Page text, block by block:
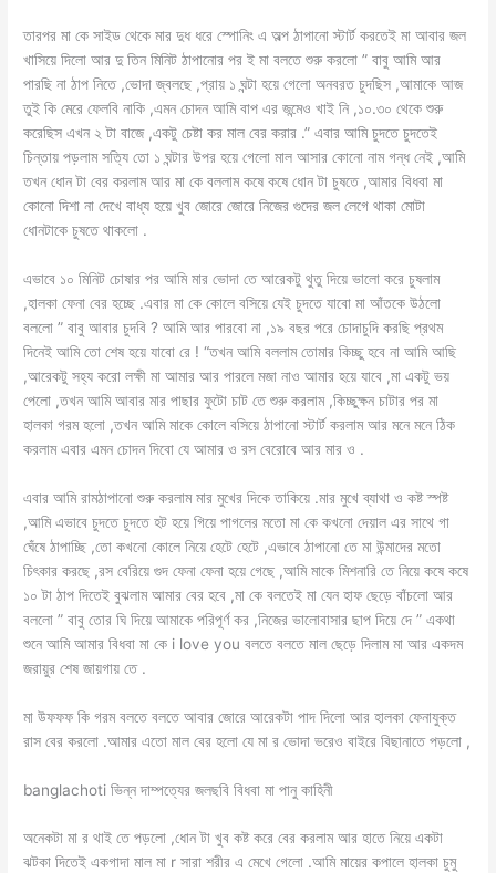
তারপর মা কে সাইড থেকে মার দুধ ধরে স্পোনিং এ অল্প ঠাপানো স্টার্ট করতেই মা আবার জল
খাসিয়ে দিলো আর দু তিন মিনিট ঠাপানোর পর ই মা বলতে শুরু করলো ” বাবু আমি আর
পারছি না ঠাপ নিতে ,ভোদা জ্বলছে ,প্রায় ১ ঘন্টা হয়ে গেলো অনবরত চুদছিস ,আমাকে আজ
তুই কি মেরে ফেলবি নাকি ,এমন চোদন আমি বাপ এর জন্মেও খাই নি ,১০.৩০ থেকে শুরু
করেছিস এখন ২ টা বাজে ,একটু চেষ্টা কর মাল বের করার .” এবার আমি চুদতে চুদতেই
চিন্তায় পড়লাম সত্যি তো ১ ঘন্টার উপর হয়ে গেলো মাল আসার কোনো নাম গন্ধ নেই ,আমি
তখন ধোন টা বের করলাম আর মা কে বললাম কষে কষে ধোন টা চুষতে ,আমার বিধবা মা
কোনো দিশা না দেখে বাধ্য হয়ে খুব জোরে জোরে নিজের গুদের জল লেগে থাকা মোটা
ধোনটাকে চুষতে থাকলো .
এভাবে ১০ মিনিট চোষার পর আমি মার ভোদা তে আরেকটু থুতু দিয়ে ভালো করে চুষলাম
,হালকা ফেনা বের হচ্ছে .এবার মা কে কোলে বসিয়ে যেই চুদতে যাবো মা আঁতকে উঠলো
বললো ” বাবু আবার চুদবি ? আমি আর পারবো না ,১৯ বছর পরে চোদাচুদি করছি প্রথম
দিনেই আমি তো শেষ হয়ে যাবো রে ! “তখন আমি বললাম তোমার কিচ্ছু হবে না আমি আছি
,আরেকটু সহ্য করো লক্ষী মা আমার আর পারলে মজা নাও আমার হয়ে যাবে ,মা একটু ভয়
পেলো ,তখন আমি আবার মার পাছার ফুটো চাট তে শুরু করলাম ,কিচ্ছুক্ষন চাটার পর মা
হালকা গরম হলো ,তখন আমি মাকে কোলে বসিয়ে ঠাপানো স্টার্ট করলাম আর মনে মনে ঠিক
করলাম এবার এমন চোদন দিবো যে আমার ও রস বেরোবে আর মার ও .
এবার আমি রামঠাপানো শুরু করলাম মার মুখের দিকে তাকিয়ে .মার মুখে ব্যাথা ও কষ্ট স্পষ্ট
,আমি এভাবে চুদতে চুদতে হট হয়ে গিয়ে পাগলের মতো মা কে কখনো দেয়াল এর সাথে গা
ঘেঁষে ঠাপাচ্ছি ,তো কখনো কোলে নিয়ে হেটে হেটে ,এভাবে ঠাপানো তে মা উন্মাদের মতো
চিৎকার করছে ,রস বেরিয়ে গুদ ফেনা ফেনা হয়ে গেছে ,আমি মাকে মিশনারি তে নিয়ে কষে কষে
১০ টা ঠাপ দিতেই বুঝলাম আমার বের হবে ,মা কে বলতেই মা যেন হাফ ছেড়ে বাঁচলো আর
বললো ” বাবু তোর ঘি দিয়ে আমাকে পরিপূর্ণ কর ,নিজের ভালোবাসার ছাপ দিয়ে দে ” একথা
শুনে আমি আমার বিধবা মা কে i love you বলতে বলতে মাল ছেড়ে দিলাম মা আর একদম
জরায়ুর শেষ জায়গায় তে .
মা উফফফ কি গরম বলতে বলতে আবার জোরে আরেকটা পাদ দিলো আর হালকা ফেনাযুক্ত
রাস বের করলো .আমার এতো মাল বের হলো যে মা র ভোদা ভরেও বাইরে বিছানাতে পড়লো ,
banglachoti ভিন্ন দাম্পত্যের জলছবি বিধবা মা পানু কাহিনী
অনেকটা মা র থাই তে পড়লো ,ধোন টা খুব কষ্ট করে বের করলাম আর হাতে নিয়ে একটা
ঝটকা দিতেই একগাদা মাল মা r সারা শরীর এ মেখে গেলো .আমি মায়ের কপালে হালকা চুমু